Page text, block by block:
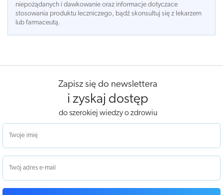
niepożądanych i dawkowanie oraz informacje dotyczace
stosowania produktu leczniczego, bądź skonsultuj się z lekarzem
lub farmaceutą.
Zapisz się do newslettera
i zyskaj dostęp
do szerokiej wiedzy o zdrowiu